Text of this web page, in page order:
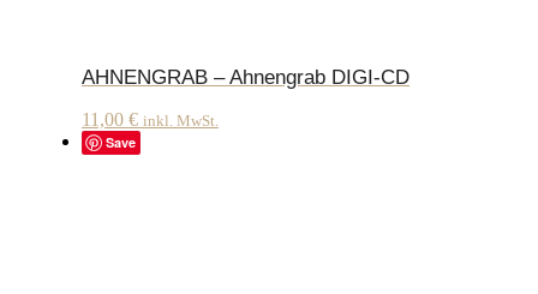
AHNENGRAB – Ahnengrab DIGI-CD
11,00 € inkl. MwSt.
Save